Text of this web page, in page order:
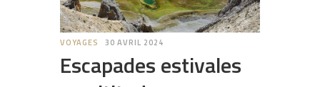
VOYAGES 30 AVRIL 2024
Escapades estivales